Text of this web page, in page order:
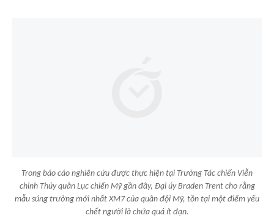
Trong báo cáo nghiên cứu được thực hiện tại Trường Tác chiến Viễn
chinh Thủy quân Lục chiến Mỹ gần đây, Đại úy Braden Trent cho rằng
mẫu súng trường mới nhất XM7 của quân đội Mỹ, tồn tại một điểm yếu
chết người là chứa quá ít đạn.